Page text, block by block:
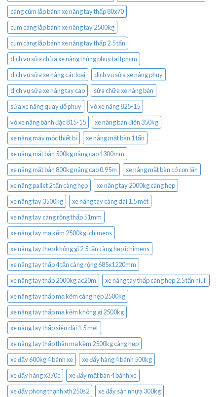
càng cùm lắp bánh xe nâng tay thấp 80x70
cùm càng lắp bánh xe nâng tay 2500kg
cùm càng lắp bánh xe nâng tay thấp 2.5 tấn
dịch vụ sửa chữa xe nâng thùng phuy tại tphcm
dịch vụ sửa xe nâng các loại
dịch vụ sửa xe nâng phuy
dịch vụ sửa xe nâng tay cao
sửa chữa xe nâng bàn
sửa xe nâng quay đổ phuy
vỏ xe nâng 825-15
vỏ xe nâng bánh đặc 815-15
xe nâng bàn điện 350kg
xe nâng máy móc thiết bị
xe nâng mặt bàn 1 tấn
xe nâng mặt bàn 500kg nâng cao 1300mm
xe nâng mặt bàn 800kg nâng cao 0.95m
xe nâng mặt bàn có con lăn
xe nâng pallet 2 tấn càng hẹp
xe nâng tay 2000kg càng hẹp
xe nâng tay 3500kg
xe nâng tay càng dài 1.5 mét
xe nâng tay càng rộng thấp 51mm
xe nâng tay mạ kẽm 2500kg ichimens
xe nâng tay thép không gỉ 2.5 tấn càng hẹp ichimens
xe nâng tay thấp 4 tấn càng rộng 685x1220mm
xe nâng tay thấp 2000kg ac20m
xe nâng tay thấp càng hẹp 2.5 tấn niuli
xe nâng tay thấp mạ kẽm càng hẹp 2500kg
xe nâng tay thấp mạ kẽm không gỉ 2500kg
xe nâng tay thấp siêu dài 1.5 mét
xe nâng tay thấp thân mạ kẽm 2500kg càng hẹp
xe đẩy 600kg 4 bánh xe
xe đẩy hàng 4 bánh 500kg
xe đẩy hàng x370c
xe đẩy mặt bàn 4 bánh xe
xe đẩy phong thạnh xth250s2
xe đẩy sàn nhựa 300kg